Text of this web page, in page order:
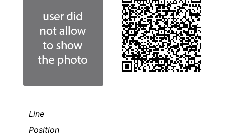
Line
Position